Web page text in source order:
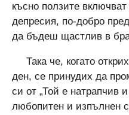
късно ползите
депресия, по-добро
да бъдеш щастлив в
Така че, когато
ден, се принудих да
си от „Той е натрапчив
любопитен и изпълнен